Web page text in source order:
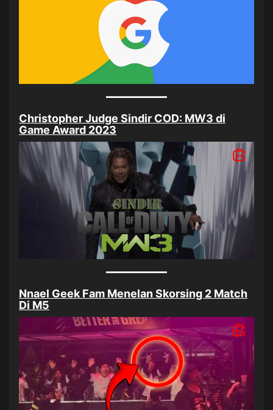
Christopher Judge Sindir COD: MW3 di
Game Award 2023
Nnael Geek Fam Menelan Skorsing 2 Match
Di M5